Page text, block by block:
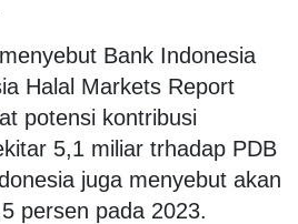
Bank Indonesia
Halal Markets Report
potensi kontribusi
5,1 miliar trhadap PDB
juga menyebut akan
persen pada 2023.